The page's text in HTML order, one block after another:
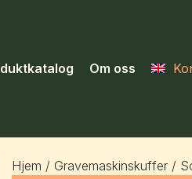
Om oss
Hjem / Gravemaskinskuffer /